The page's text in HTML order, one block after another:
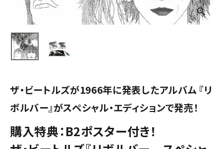
ザ・ビートルズが1966年に発表したアルバム 『リ
ボルバー』がスペシャル・エディションで発売！
購入特典：B2ポスター付き！